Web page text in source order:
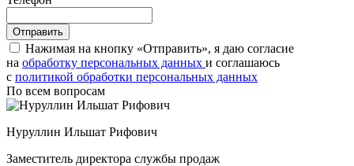
Нажимая на кнопку «Отправить», я даю согласие
на обработку персональных данных и соглашаюсь
c политикой обработки персональных данных
По всем вопросам
Нуруллин Ильшат Рифович
Заместитель директора службы продаж